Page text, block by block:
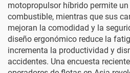
motopropulsor híbrido permite
combustible, mientras que sus
mejoran la comodidad y la
diseño ergonómico reduce la
incrementa la productividad y
accidentes. Una encuesta